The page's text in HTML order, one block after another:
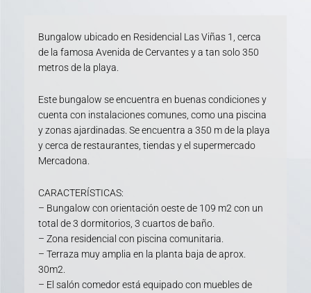
Bungalow ubicado en Residencial Las Viñas 1, cerca
de la famosa Avenida de Cervantes y a tan solo 350
metros de la playa.
Este bungalow se encuentra en buenas condiciones y
cuenta con instalaciones comunes, como una piscina
y zonas ajardinadas. Se encuentra a 350 m de la playa
y cerca de restaurantes, tiendas y el supermercado
Mercadona.
CARACTERÍSTICAS:
– Bungalow con orientación oeste de 109 m2 con un
total de 3 dormitorios, 3 cuartos de baño.
– Zona residencial con piscina comunitaria.
– Terraza muy amplia en la planta baja de aprox.
30m2.
– El salón comedor está equipado con muebles de